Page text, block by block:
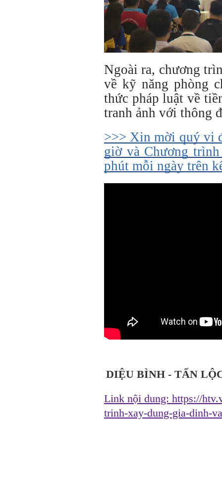
Ngoài ra, chương
về kỹ năng phòng
thức pháp luật về
tranh ảnh với thông
>>> Xin mời quý vị
giờ và Chương
phút mỗi ngày trên
DIỆU BÌNH - TẤN
Link nội dung: https://
trinh-xay-dung-gia-dinh-